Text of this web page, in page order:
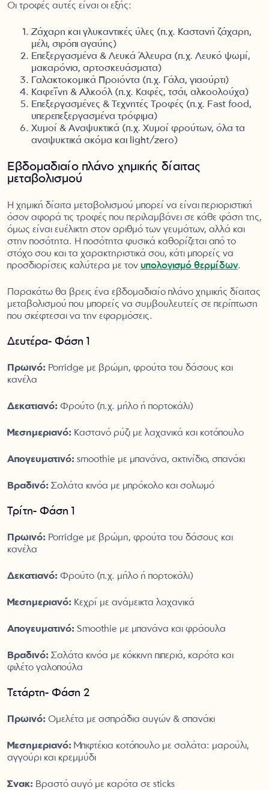
Οι τροφές αυτές είναι οι εξής:
Ζάχαρη και γλυκαντικές ύλες (π.χ. Καστανή ζάχαρη,
μέλι, σιρόπι αγαύης)
Επεξεργασμένα & Λευκά Άλευρα (π.χ. Λευκό ψωμί,
μακαρόνια, αρτοσκευάσματα)
Γαλακτοκομικά Προϊόντα (π.χ. Γάλα, γιαούρτι)
Καφεΐνη & Αλκοόλ (π.χ. Καφές, τσάι, αλκοολούχα)
Επεξεργασμένες & Τεχνητές Τροφές (π.χ. Fast food,
υπερεπεξεργασμένα τρόφιμα)
Χυμοί & Αναψυκτικά (π.χ. Χυμοί φρούτων, όλα τα
αναψυκτικά ακόμα και light/zero)
Εβδομαδιαίο πλάνο χημικής δίαιτας
μεταβολισμού
Η χημική δίαιτα μεταβολισμού μπορεί να είναι περιοριστική
όσον αφορά τις τροφές που περιλαμβάνει σε κάθε φάση της,
όμως είναι ευέλικτη στον αριθμό των γευμάτων, αλλά και
στην ποσότητα. Η ποσότητα φυσικά καθορίζεται από το
στόχο σου και τα χαρακτηριστικά σου, κάτι μπορείς να
προσδιορίσεις καλύτερα με τον υπολογισμό θερμίδων.
Παρακάτω θα βρεις ένα εβδομαδιαίο πλάνο χημικής δίαιτας
μεταβολισμού που μπορείς να συμβουλευτείς σε περίπτωση
που σκέφτεσαι να την εφαρμόσεις.
Δευτέρα- Φάση 1
Πρωινό: Porridge με βρώμη, φρούτα του δάσους και
κανέλα
Δεκατιανό: Φρούτο (π.χ. μήλο ή πορτοκάλι)
Μεσημεριανό: Καστανό ρύζι με λαχανικά και κοτόπουλο
Απογευματινό: smoothie με μπανάνα, ακτινίδιο, σπανάκι
Βραδινό: Σαλάτα κινόα με μπρόκολο και σολωμό
Τρίτη- Φάση 1
Πρωινό: Porridge με βρώμη, φρούτα του δάσους και
κανέλα
Δεκατιανό: Φρούτο (π.χ. μήλο ή πορτοκάλι)
Μεσημεριανό: Κεχρί με ανάμεικτα λαχανικά
Απογευματινό: Smoothie με μπανάνα και φράουλα
Βραδινό: Σαλάτα κινόα με κόκκινη πιπεριά, καρότα και
φιλέτο γαλοπούλα
Τετάρτη- Φάση 2
Πρωινό: Ομελέτα με ασπράδια αυγών & σπανάκι
Μεσημεριανό: Μπιφτέκια κοτόπουλο με σαλάτα: μαρούλι,
αγγούρι και κρεμμύδι
Σνακ: Βραστό αυγό με καρότα σε sticks